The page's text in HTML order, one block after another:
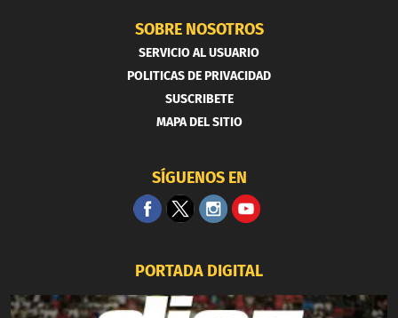
SOBRE NOSOTROS
SERVICIO AL USUARIO
POLITICAS DE PRIVACIDAD
SUSCRIBETE
MAPA DEL SITIO
SÍGUENOS EN
PORTADA DIGITAL